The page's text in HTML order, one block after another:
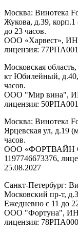
Москва: Винотека
Жукова, д.39,
до 23 часов.
ООО «Харвест»,
лицензия:
Московская
кт Юбилейный,
часов.
ООО "Мир вина",
лицензия:
Москва: Винотека
Ярцевская ул, д.19
часов.
ООО «ФОРТВАЙН
1197746673376,
25.08.2027
Санкт-Петербург:
Московский пр-т,
Ежедневно с 11 до
ООО "Фортуна",
лицензия: